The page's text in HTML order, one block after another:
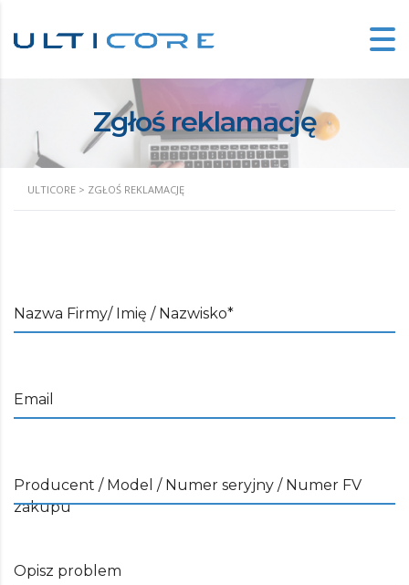
Zgłoś reklamację
ULTICORE > ZGŁOŚ REKLAMACJĘ
Nazwa Firmy/ Imię / Nazwisko*
Email
Producent / Model / Numer seryjny / Numer FV
zakupu
Opisz problem